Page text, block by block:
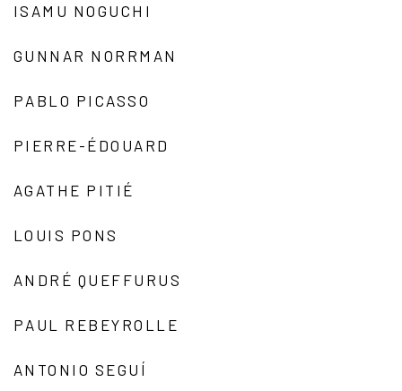
ISAMU NOGUCHI
GUNNAR NORRMAN
PABLO PICASSO
PIERRE-ÉDOUARD
AGATHE PITIÉ
LOUIS PONS
ANDRÉ QUEFFURUS
PAUL REBEYROLLE
ANTONIO SEGUÍ